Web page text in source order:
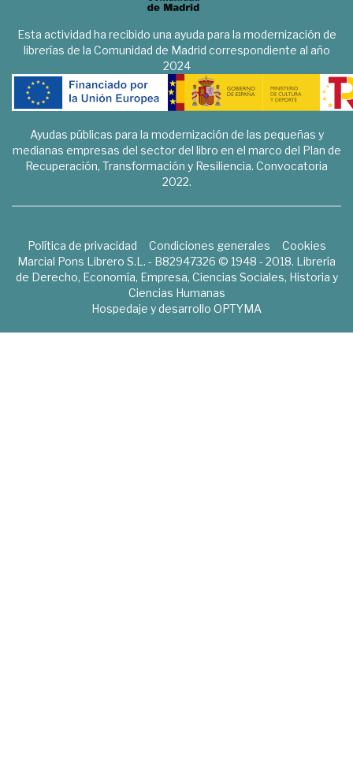
Esta actividad ha recibido una ayuda para la modernización de
librerías de la Comunidad de Madrid correspondiente al año
2024
Ayudas públicas para la modernización de las pequeñas y
medianas empresas del sector del libro en el marco del Plan de
Recuperación, Transformación y Resiliencia. Convocatoria
2022.
Política de privacidad Condiciones generales
Cookies
Marcial Pons Librero S.L. - B82947326 © 1948 - 2018. Librería
de Derecho, Economía, Empresa, Ciencias Sociales, Historia y
Ciencias Humanas
Hospedaje y desarrollo OPTYMA